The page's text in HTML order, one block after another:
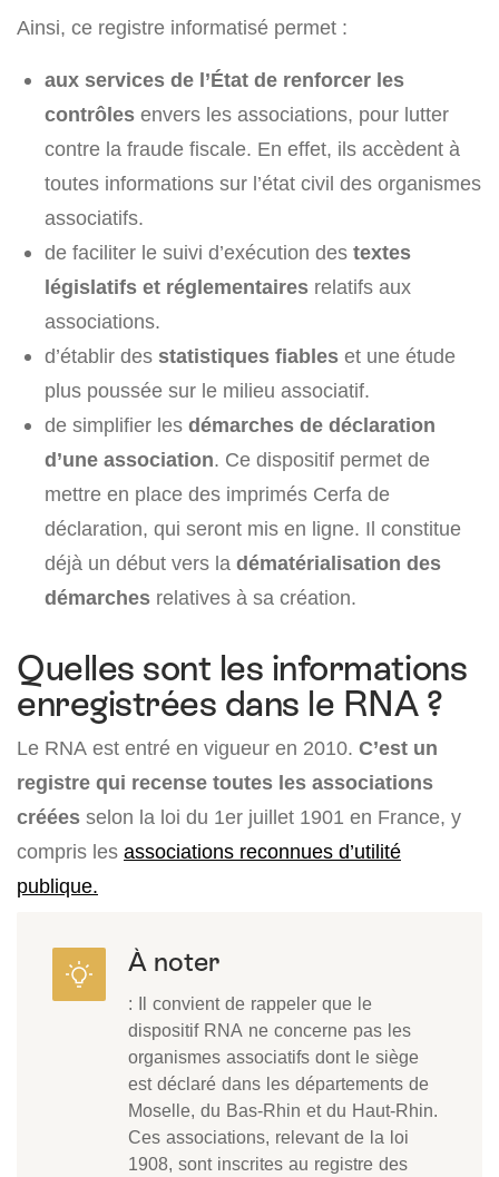
Ainsi, ce registre informatisé permet :
aux services de l’État de renforcer les
contrôles envers les associations, pour lutter
contre la fraude fiscale. En effet, ils accèdent à
toutes informations sur l’état civil des organismes
associatifs.
de faciliter le suivi d’exécution des textes
législatifs et réglementaires relatifs aux
associations.
d’établir des statistiques fiables et une étude
plus poussée sur le milieu associatif.
de simplifier les démarches de déclaration
d’une association. Ce dispositif permet de
mettre en place des imprimés Cerfa de
déclaration, qui seront mis en ligne. Il constitue
déjà un début vers la dématérialisation des
démarches relatives à sa création.
Quelles sont les informations
enregistrées dans le RNA ?
Le RNA est entré en vigueur en 2010. C’est un
registre qui recense toutes les associations
créées selon la loi du 1er juillet 1901 en France, y
compris les associations reconnues d’utilité
publique.
À noter
: Il convient de rappeler que le
dispositif RNA ne concerne pas les
organismes associatifs dont le siège
est déclaré dans les départements de
Moselle, du Bas-Rhin et du Haut-Rhin.
Ces associations, relevant de la loi
1908, sont inscrites au registre des